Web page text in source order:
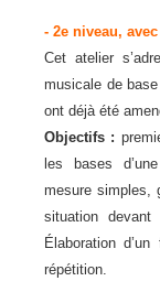
- 2e niveau,
Cet atelier
musicale de
ont déjà été
Objectifs :
les bases
mesure simples,
situation
Élaboration
répétition.